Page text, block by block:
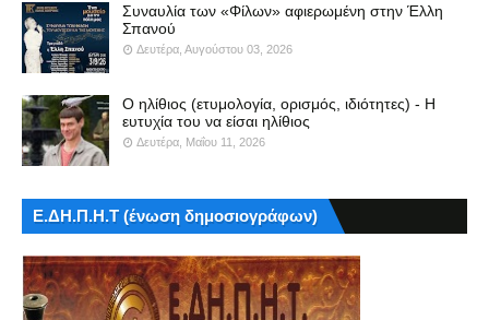
Συναυλία των «Φίλων» αφιερωμένη στην Έλλη
Σπανού
Δευτέρα, Αυγούστου 03, 2026
Ο ηλίθιος (ετυμολογία, ορισμός, ιδιότητες) - Η
ευτυχία του να είσαι ηλίθιος
Δευτέρα, Μαΐου 11, 2026
Ε.ΔΗ.Π.Η.Τ (ένωση δημοσιογράφων)